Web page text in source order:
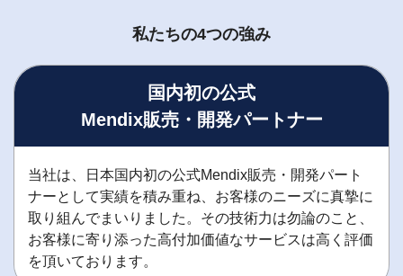
私たちの4つの強み
国内初の公式
Mendix販売・開発パートナー
当社は、日本国内初の公式Mendix販売・開発パート
ナーとして実績を積み重ね、お客様のニーズに真摯に
取り組んでまいりました。その技術力は勿論のこと、
お客様に寄り添った高付加価値なサービスは高く評価
を頂いております。